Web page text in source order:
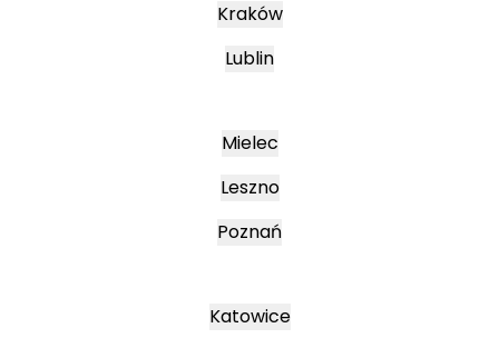
Kraków
Lublin
Mielec
Leszno
Poznań
Katowice